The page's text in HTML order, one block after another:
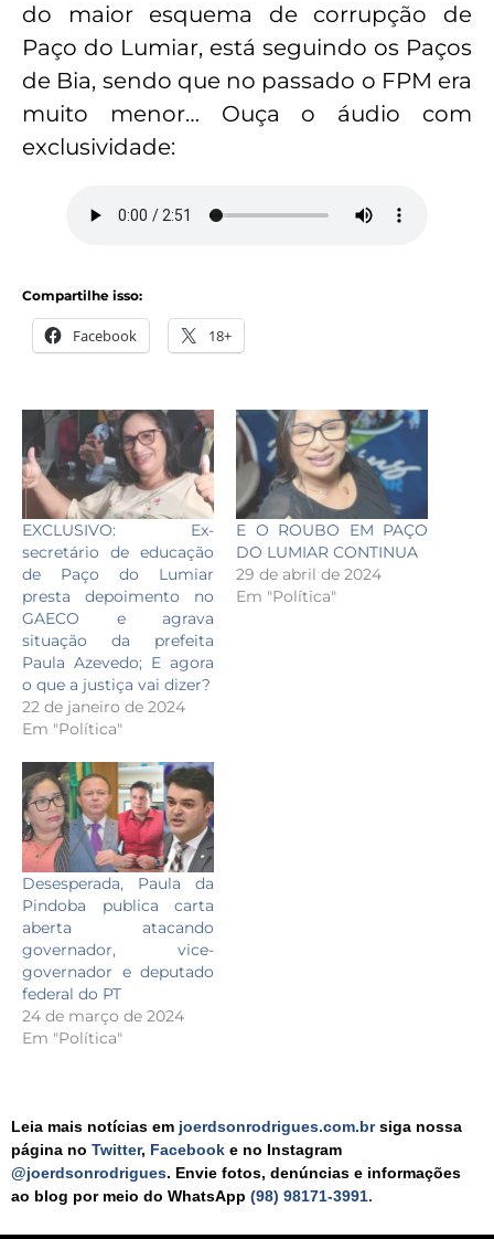
do maior esquema de corrupção de
Paço do Lumiar, está seguindo os Paços
de Bia, sendo que no passado o FPM era
muito menor… Ouça o áudio com
exclusividade:
Compartilhe isso:
Facebook 18+
EXCLUSIVO: Ex-
secretário de educação
de Paço do Lumiar
presta depoimento no
GAECO e agrava
situação da prefeita
Paula Azevedo; E agora
o que a justiça vai dizer?
22 de janeiro de 2024
Em "Política"
E O ROUBO EM PAÇO
DO LUMIAR CONTINUA
29 de abril de 2024
Em "Política"
Desesperada, Paula da
Pindoba publica carta
aberta atacando
governador, vice-
governador e deputado
federal do PT
24 de março de 2024
Em "Política"
Leia mais notícias em joerdsonrodrigues.com.brsiga nossa
página no Twitter, Facebook e no Instagram
@joerdsonrodrigues. Envie fotos, denúncias e informações
ao blog por meio do WhatsApp (98) 98171-3991.